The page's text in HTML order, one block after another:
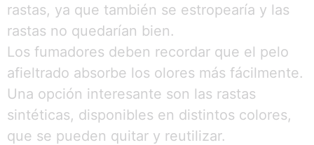
rastas, ya que también se estropearía y las
rastas no quedarían bien.
Los fumadores deben recordar que el pelo
afieltrado absorbe los olores más fácilmente.
Una opción interesante son las rastas
sintéticas, disponibles en distintos colores,
que se pueden quitar y reutilizar.